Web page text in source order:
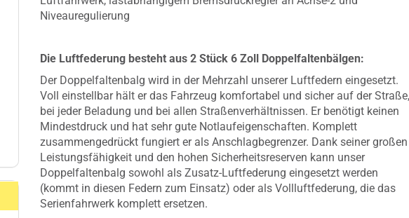
Niveauregulierung
Die Luftfederung besteht aus 2 Stück 6 Zoll Doppelfaltenbälgen:
Der Doppelfaltenbalg wird in der Mehrzahl unserer Luftfedern eingesetzt.
Voll einstellbar hält er das Fahrzeug komfortabel und sicher auf der Straße,
bei jeder Beladung und bei allen Straßenverhältnissen. Er benötigt keinen
Mindestdruck und hat sehr gute Notlaufeigenschaften. Komplett
zusammengedrückt fungiert er als Anschlagbegrenzer. Dank seiner großen
Leistungsfähigkeit und den hohen Sicherheitsreserven kann unser
Doppelfaltenbalg sowohl als Zusatz-Luftfederung eingesetzt werden
(kommt in diesen Federn zum Einsatz) oder als Vollluftfederung, die das
Serienfahrwerk komplett ersetzen.